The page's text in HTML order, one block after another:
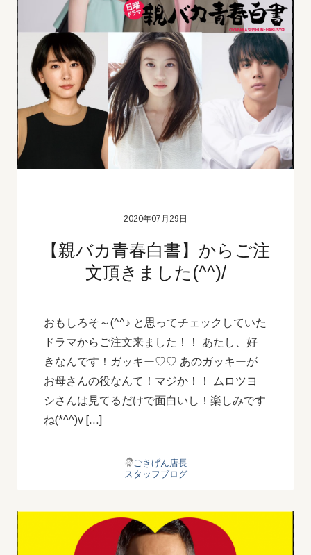
2020年07月29日
【親バカ青春白書】からご注
文頂きました(^^)/
おもしろそ～(^^♪ と思ってチェックしていた
ドラマからご注文来ました！！ あたし、好
きなんです！ガッキー♡♡ あのガッキーが
お母さんの役なんて！マジか！！ ムロツヨ
シさんは見てるだけで面白いし！楽しみです
ね(*^^)v […]
ごきげん店長
スタッフブログ